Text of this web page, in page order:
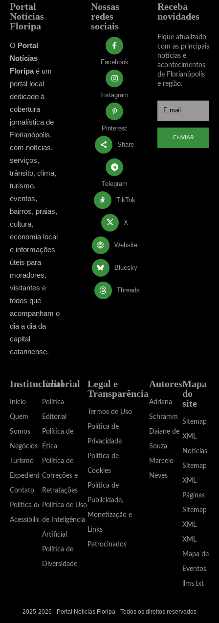
Portal
Notícias
Floripa
O Portal
Notícias
Floripaé um
portal local
dedicado à
cobertura
jornalística de
Florianópolis,
com notícias,
serviços,
trânsito, clima,
turismo,
eventos,
bairros, praias,
cultura,
economia local
e informações
úteis para
moradores,
visitantes e
todos que
acompanham o
dia a dia da
capital
catarinense.
Nossas
redes
sociais
Facebook
Instagram
Pinterest
Share
Telegram
TikTok
X
Website
Bluesky
Threads
Receba
novidades
Fique atualizado
com as principais
notícias e
acontecimentos
de Florianópolis
e região.
ENVIAR
Institucional
Início
Quem
Somos
Negócios
Turismo
Expediente
Contato
Política de
Acessibilidade
Editorial
Política
Editorial
Política de
Ética
Política de
Correções e
Retratações
Política de Uso
de Inteligência
Artificial
Política de
Diversidade
Legal e
Transparência
Termos de Uso
Política de
Privacidade
Política de
Cookies
Política de
Publicidade,
Monetização e
Links
Patrocinados
Autores
Adriana
Schramm
Daiane de
Souza
Marcelo
Neves
Mapa
do
site
Sitemap
XML
Notícias
Sitemap
XML
Páginas
Sitemap
XML
XML
Mapa de
Eventos
llms.txt
2025-2026 - Portal Notícias Floripa - Todos os direitos reservados